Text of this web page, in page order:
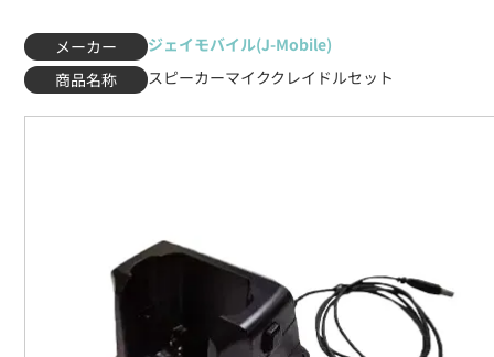
メーカー
ジェイモバイル(J-Mobile)
商品名称
スピーカーマイククレイドルセット